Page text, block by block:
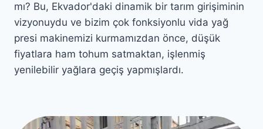
mı? Bu, Ekvador'daki dinamik bir tarım girişiminin
vizyonuydu ve bizim çok fonksiyonlu vida yağ
presi makinemizi kurmamızdan önce, düşük
fiyatlara ham tohum satmaktan, işlenmiş
yenilebilir yağlara geçiş yapmışlardı.